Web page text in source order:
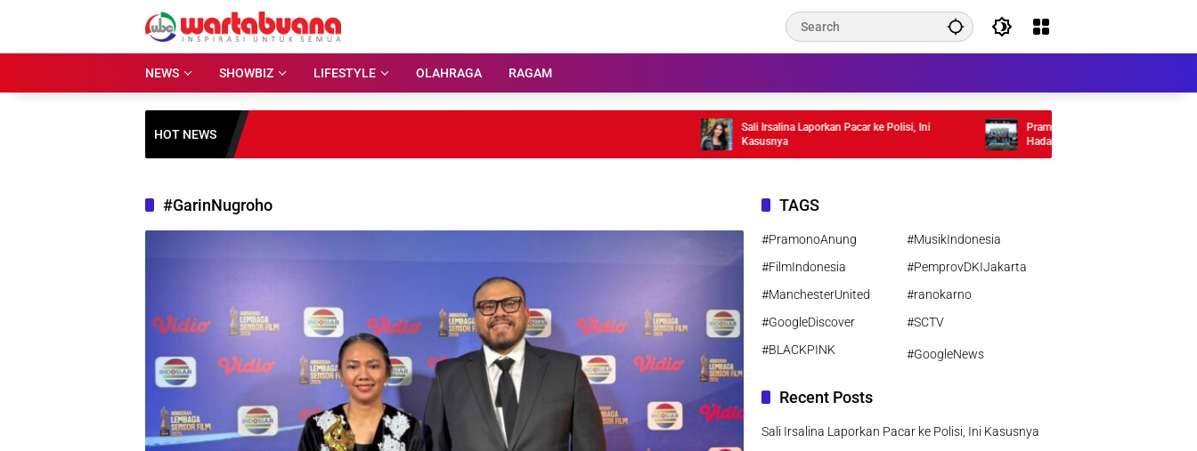
NEWS
SHOWBIZ LIFESTYLE OLAHRAGA RAGAM
HOT NEWS
Sali Irsalina Laporkan Pacar ke Polisi, Ini
Kasusnya
Pramono Anung Dorong Guru PAUD
Hadapi Era AI
#GarinNugroho TAGS
#PramonoAnung
#MusikIndonesia
#FilmIndonesia
#PemprovDKIJakarta
#ManchesterUnited
#ranokarno
#GoogleDiscover
#SCTV
#BLACKPINK
#GoogleNews
Recent Posts
Sali Irsalina Laporkan Pacar ke Polisi, Ini Kasusnya